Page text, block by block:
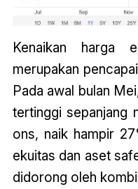
Kenaikan harga
merupakan
Pada awal bulan
tertinggi sepanjang
ons, naik hampir
ekuitas dan aset
didorong oleh